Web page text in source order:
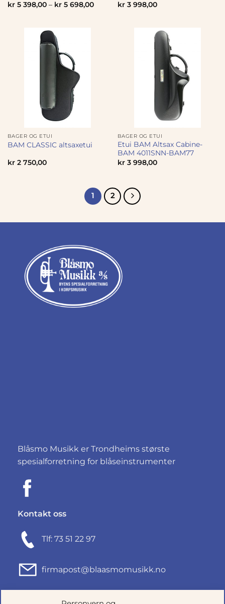
kr5 398,00– kr5 698,00
kr3 998,00
BAGER OG ETUI
BAM CLASSIC altsaxetui
kr2 750,00
BAGER OG ETUI
Etui BAM Altsax Cabine-
BAM 4011SNN-BAM77
kr3 998,00
1 2
Blåsmo Musikk er Trondheims største
spesialforretning for blåseinstrumenter
Kontakt oss
Tlf: 73 51 22 97
firmapost@blaasmomusikk.no
Fjordgata 46, 7010 TRONDHEIM